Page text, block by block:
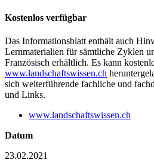
Kostenlos verfügbar
Das Informationsblatt enthält auch
Lernmaterialien für sämtliche Zyklen
Französisch erhältlich. Es kann
www.landschaftswissen.ch
sich weiterführende fachliche und
und Links.
www.landschaftswissen.ch
Datum
23.02.2021